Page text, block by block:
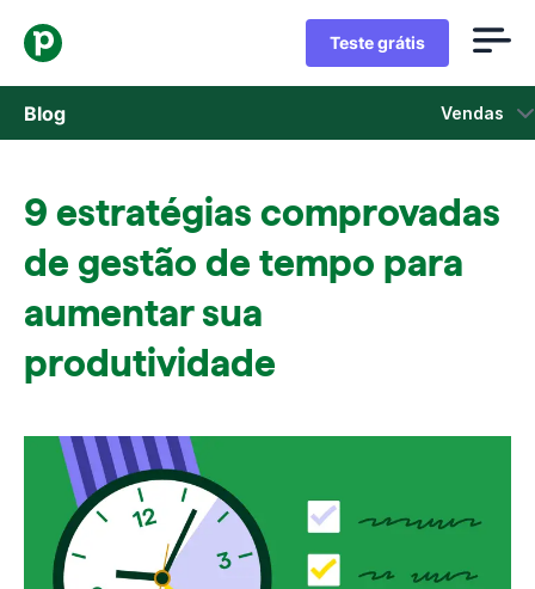
Teste grátis
Blog Vendas
Marketing
Atualizações de Produtos
Estudos de caso
Abre em uma nova janela
9 estratégias comprovadas
de gestão de tempo para
aumentar sua
produtividade